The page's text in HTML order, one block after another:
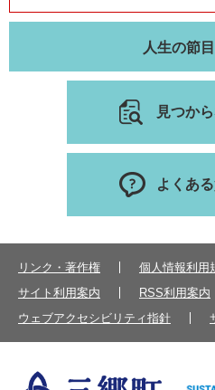
人生の節
見つか
よくあ
リンク・著作権
個人情報利用
サイト利用案内
RSS利用案内
ウェブアクセシビリティ指針